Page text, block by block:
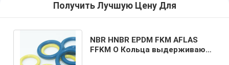
Получить Лучшую Цену Для
NBR HNBR EPDM FKM AFLAS
FFKM O Кольца выдерживают